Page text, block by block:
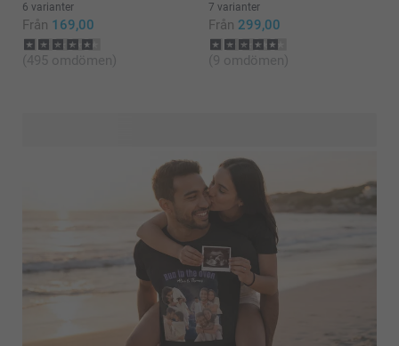
6 varianter
Från 169,00
(495 omdömen)
7 varianter
Från 299,00
(9 omdömen)